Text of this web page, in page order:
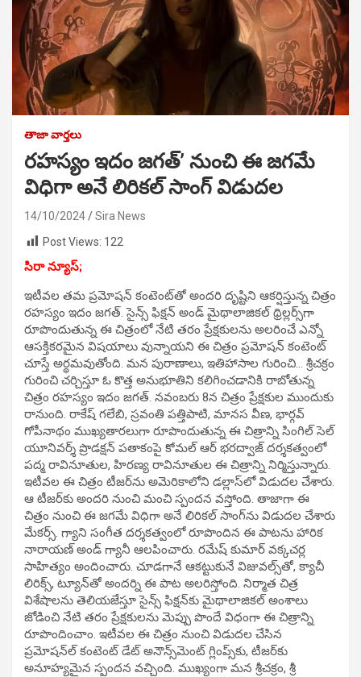
తాజా వార్తలు
రహస్యం ఇదం జగత్‌’ నుంచి ఈ జగమే
విధిగా అనే లిరికల్‌ సాంగ్‌ విడుదల
14/10/2024
Sira News
Post Views: 122
సిరా న్యూస్;
ఇటీవల తమ ప్రమోషన్‌ కంటెంట్‌తో అందరి దృష్టిని ఆకర్షిస్తున్న చిత్రం
రహస్యం ఇదం జగత్‌. సైన్స్‌ ఫిక్షన్‌ అండ్‌ మైథాలాజికల్‌ థ్రిల్లర్స్‌గా
రూపొందుతున్న ఈ చిత్రంలో నేటి తరం ప్రేక్షకులను అలరించే ఎన్నో
ఆసక్తికరమైన విషయాలు వున్నాయని ఈ చిత్రం ప్రమోషన్‌ కంటెంట్‌
చూస్తే అర్థమవుతోంది. మన పురాణాలు, ఇతిహాసాల గురించి… శ్రీచక్రం
గురించి చర్చిస్తూ ఓ కొత్త అనుభూతిని కలిగించడానికి రాబోతున్న
చిత్రం రహస్యం ఇదం జగత్‌. నవంబరు 8న చిత్రం ప్రేక్షకుల ముందుకు
రానుంది. రాకేష్‌ గలేబి, స్రవంతి పత్తిపాటి, మానస వీణ, భార్గవ్‌
గోపీనాథం ముఖ్యతారలుగా రూపొందుతున్న ఈ చిత్రాన్ని సింగిల్‌ సెల్‌
యూనివర్శ్‌ ప్రొడక్షన్‌ పతాకంపై కోమల్‌ ఆర్‌ భరద్వాజ్‌ దర్శకత్వంలో
పద్మ రావినూతుల, హిరణ్య రావినూతుల ఈ చిత్రాన్ని నిర్మిస్తున్నారు.
ఇటీవల ఈ చిత్రం టీజర్‌ను అమెరికాలోని డల్లాస్‌లో విడుదల చేశారు.
ఆ టీజర్‌కు అందరి నుంచి మంచి స్పందన వస్తోంది. తాజాగా ఈ
చిత్రం నుంచి ఈ జగమే విధిగా అనే లిరికల్‌ సాంగ్‌ను విడుదల చేశారు
మేకర్స్‌. గ్యాని సంగీత దర్శకత్వంలో రూపొందిన ఈ పాటను హారిక
నారాయణ్‌ అండ్‌ గ్యానీ ఆలపించారు. రమేష్‌ కుమార్‌ వక్కచర్ల
సాహిత్యం అందించారు. చూడగానే ఆకట్టుకునే విజువల్స్‌తో, క్యాచీ
లిరిక్స్‌, ట్యూన్‌తో అందర్ని ఈ పాట అలరిస్తోంది. నిర్మాత చిత్ర
విశేషాలను తెలియజేస్తూ సైన్స్‌ ఫిక్షన్‌కు మైథాలాజికల్‌ అంశాలు
జోడించి నేటి తరం ప్రేక్షకులను మెప్పు పొందే విధంగా ఈ చిత్రాన్ని
రూపొందించాం. ఇటీవల ఈ చిత్రం నుంచి విడుదల చేసిన
ప్రమోషన్‌ల్‌ కంటెంట్‌ డేట్‌ అనౌన్స్‌మెంట్‌ గ్లింప్స్‌కు, టీజర్‌కు
అనూహ్యమైన స్పందన వచ్చింది. ముఖ్యంగా మన శ్రీచక్రం, శ్రీ